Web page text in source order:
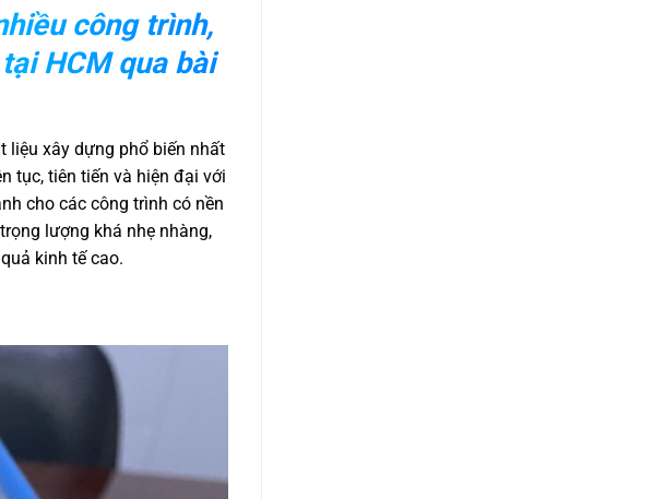
công trình,
HCM qua bài
liệu xây dựng phổ biến nhất
tục, tiên tiến và hiện đại với
cho các công trình có nền
lượng khá nhẹ nhàng,
kinh tế cao.